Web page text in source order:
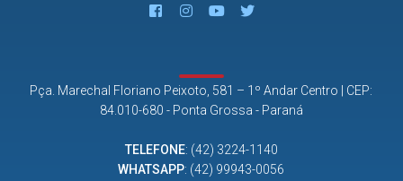
Pça. Marechal Floriano Peixoto, 581 – 1º Andar Centro | CEP:
84.010-680 - Ponta Grossa - Paraná
TELEFONE: (42) 3224-1140
WHATSAPP: (42) 99943-0056